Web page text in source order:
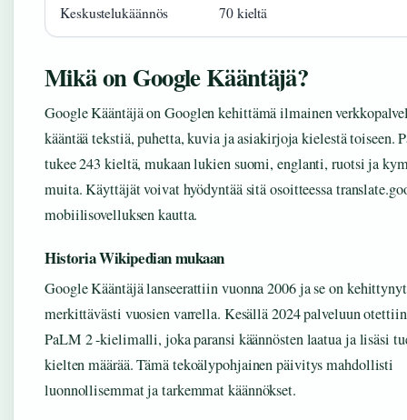
Keskustelukäännös 70 kieltä
Mikä on Google Kääntäjä?
Google Kääntäjä on Googlen kehittämä ilmainen
kääntää tekstiä, puhetta, kuvia ja asiakirjoja kielestä toiseen.
tukee 243 kieltä, mukaan lukien suomi, englanti, ruotsi ja
muita. Käyttäjät voivat hyödyntää sitä osoitteessa
mobiilisovelluksen kautta.
Historia Wikipedian mukaan
Google Kääntäjä lanseerattiin vuonna 2006 ja se on kehittynyt
merkittävästi vuosien varrella. Kesällä 2024 palveluun
PaLM 2 -kielimalli, joka paransi käännösten laatua ja lisäsi
kielten määrää. Tämä tekoälypohjainen päivitys mahdollisti
luonnollisemmat ja tarkemmat käännökset.